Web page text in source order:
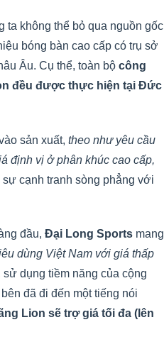
ta không thể bỏ qua nguồn gốc
bóng bàn cao cấp có trụ sở
Âu. Cụ thể, toàn bộ công
đều được thực hiện tại Đức
sản xuất, theo như yêu cầu
định vị ở phân khúc cao cấp,
cạnh tranh sòng phẳng với
đầu, Đại Long Sports mang
dùng Việt Nam với giá thấp
dụng tiềm năng của cộng
đã đi đến một tiếng nói
Lion sẽ trợ giá tối đa (lên